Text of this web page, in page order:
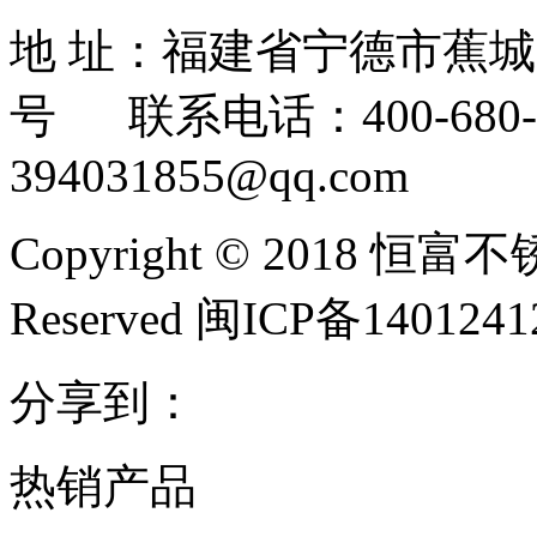
地 址：福建省宁德市蕉
号 联系电话：400-
394031855@qq.com
Copyright © 2018 恒富不
Reserved 闽ICP备
分享到：
热销产品